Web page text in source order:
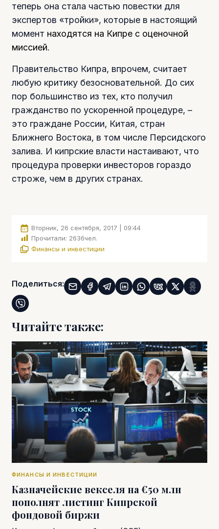
теперь она стала частью повестки для
экспертов «тройки», которые в настоящий
момент находятся на Кипре с оценочной
миссией.
Правительство Кипра, впрочем, считает
любую критику безосновательной. До сих
пор большинство из тех, кто получил
гражданство по ускоренной процедуре, –
это граждане России, Китая, стран
Ближнего Востока, в том числе Персидского
залива. И кипрские власти настаивают, что
процедура проверки инвесторов гораздо
строже, чем в других странах.
Вторник, 26 сентября, 2017 | 09:44
Прочитали: 2636чел.
Финансы и инвестиции
Поделиться:
Читайте также:
ФИНАНСЫ И ИНВЕСТИЦИИ
Казначейские векселя на €50 млн
пополнят листинг Кипрской
фондовой биржи